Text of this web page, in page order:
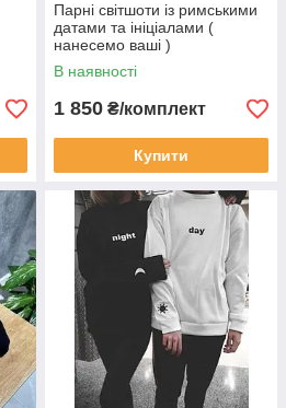
Парні світшоти із римськими
датами та ініціалами (
нанесемо ваші )
В наявності
1 850 ₴/комплект
Купити